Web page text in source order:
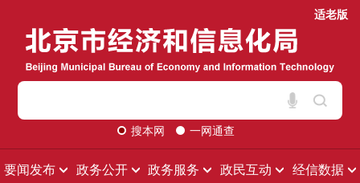
适老版
搜本网 一网通查
要闻发布 政务公开 政务服务 政民互动 经信数据